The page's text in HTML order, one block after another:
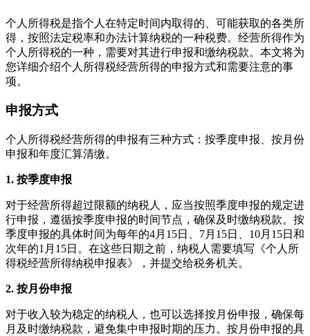
个人所得税是指个人在特定时间内取得的、可能获取的各类所
得，按照法定税率和办法计算纳税的一种税费。经营所得作为
个人所得税的一种，需要对其进行申报和缴纳税款。本文将为
您详细介绍个人所得税经营所得的申报方式和需要注意的事
项。
申报方式
个人所得税经营所得的申报有三种方式：按季度申报、按月份
申报和年度汇算清缴。
1. 按季度申报
对于经营所得超过限额的纳税人，应当按照季度申报的规定进
行申报，遵循按季度申报的时间节点，确保及时缴纳税款。按
季度申报的具体时间为每年的4月15日、7月15日、10月15日和
次年的1月15日。在这些日期之前，纳税人需要填写《个人所
得税经营所得纳税申报表》，并提交给税务机关。
2. 按月份申报
对于收入较为稳定的纳税人，也可以选择按月份申报，确保每
月及时缴纳税款，避免集中申报时期的压力。按月份申报的具